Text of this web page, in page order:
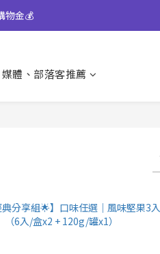
我詢價或致電專人服務 04-
物金💰
廠嚴格把關，風味與品質皆維持與
我詢價或致電專人服務 04-
媒體、部落客推薦